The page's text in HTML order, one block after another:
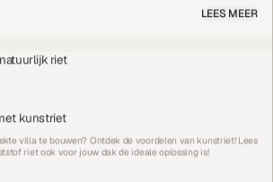
LEES MEER
kunstriet
villa te bouwen? Ontdek de voordelen van kunstriet! Lees
riet ook voor jouw dak de ideale oplossing is!